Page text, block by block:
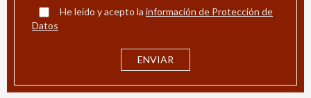
He leído y acepto la información de Protección de
Datos